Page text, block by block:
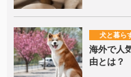
犬と暮ら
海外で人
由とは？